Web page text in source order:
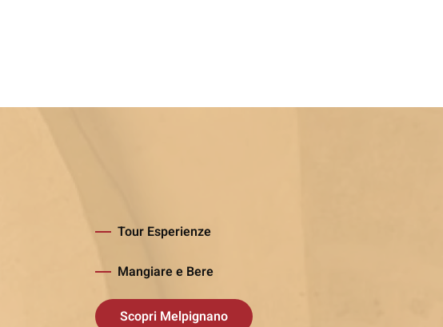
Tour Esperienze
Mangiare e Bere
Scopri Melpignano